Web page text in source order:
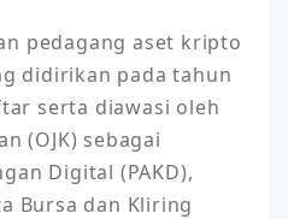
pedagang aset kripto
didirikan pada tahun
serta diawasi oleh
(OJK) sebagai
Digital (PAKD),
Bursa dan Kliring